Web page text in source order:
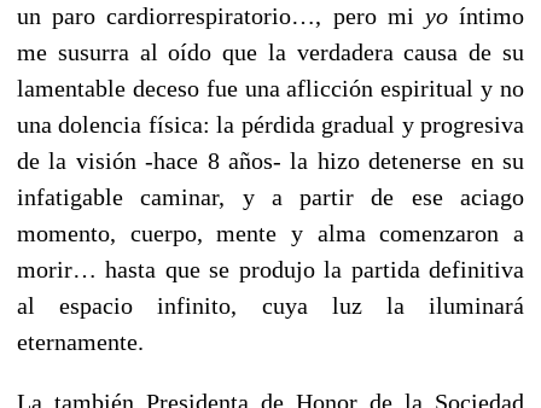
un paro cardiorrespiratorio…, pero mi yoíntimo
me susurra al oído que la verdadera causa de su
lamentable deceso fue una aflicción espiritual y no
una dolencia física: la pérdida gradual y progresiva
de la visión -hace 8 años- la hizo detenerse en su
infatigable caminar, y a partir de ese aciago
momento, cuerpo, mente y alma comenzaron a
morir… hasta que se produjo la partida definitiva
al espacio infinito, cuya luz la iluminará
eternamente.
La también Presidenta de Honor de la Sociedad